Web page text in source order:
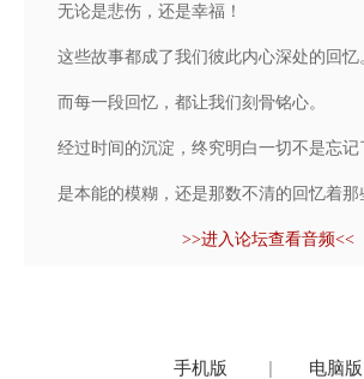
无论是悲伤，还是幸福！
这些故事都成了我们彼此内心深处的回忆
而每一段回忆，都让我们刻骨铭心。
经过时间的沉淀，终究明白一切不是忘记
是本能的模糊，还是那数不清的回忆着那
>>进入论坛查看音频<<
手机版 | 电脑版